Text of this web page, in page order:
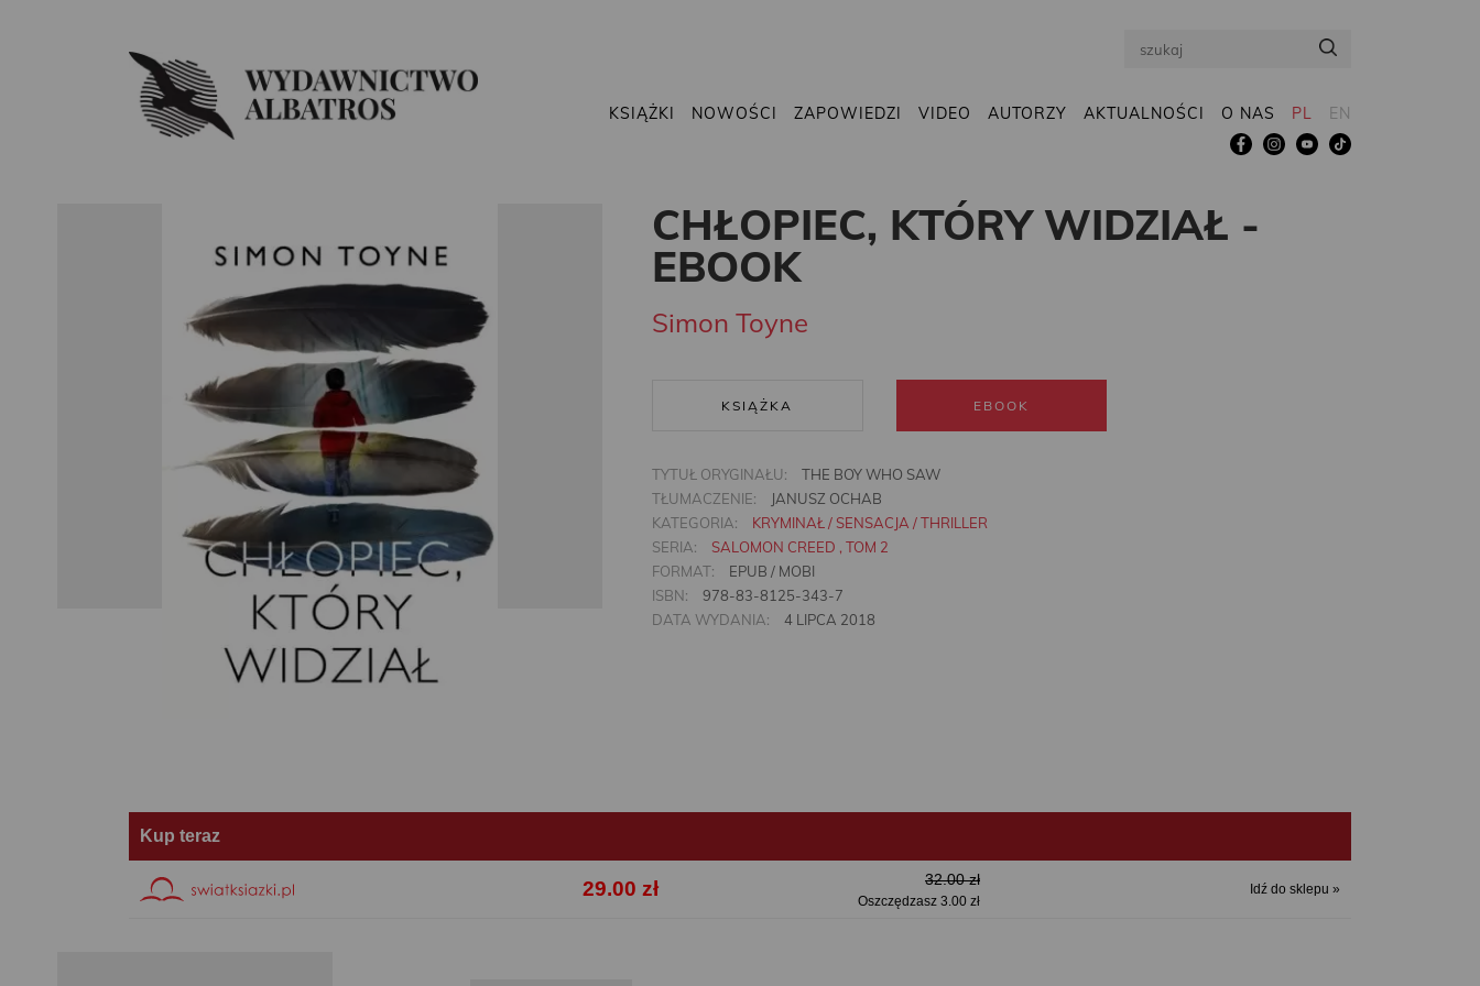
Search
KSIĄŻKI NOWOŚCI ZAPOWIEDZI VIDEO AUTORZY AKTUALNOŚCI O NAS PL EN
CHŁOPIEC, KTÓRY WIDZIAŁ -
EBOOK
Simon Toyne
KSIĄŻKA EBOOK
TYTUŁ ORYGINAŁU:
THE BOY WHO SAW
TŁUMACZENIE:
JANUSZ OCHAB
KATEGORIA:
KRYMINAŁ / SENSACJA / THRILLER
SERIA:
SALOMON CREED , TOM 2
FORMAT:
EPUB / MOBI
ISBN:
978-83-8125-343-7
DATA WYDANIA:
4 LIPCA 2018
Kup teraz
29.00 zł 32.00 zł
Oszczędzasz 3.00 zł
Idź do sklepu »